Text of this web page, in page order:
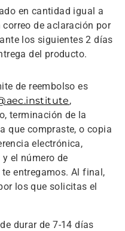
en cantidad igual a
de aclaración por
los siguientes 2 días
del producto.
de reembolso es
,
terminación de la
que compraste, o copia
electrónica,
el número de
entregamos. Al final,
los que solicitas el
durar de 7-14 días